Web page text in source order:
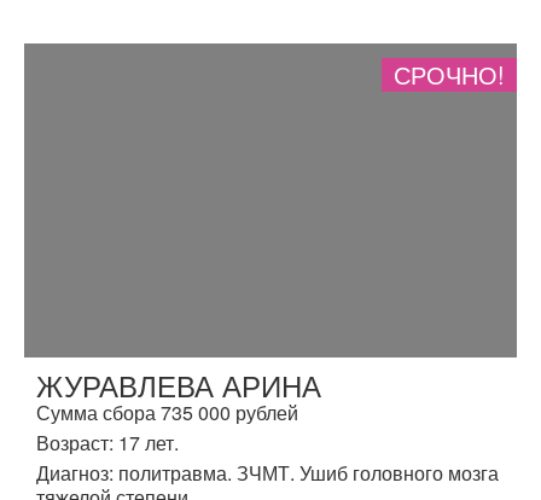
СРОЧНО!
ЖУРАВЛЕВА АРИНА
Сумма сбора 735 000 рублей
Возраст: 17 лет.
Диагноз: политравма. ЗЧМТ. Ушиб головного мозга